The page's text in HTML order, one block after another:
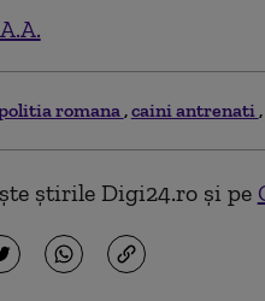
A.A.
romana caini antrenati
știrile Digi24.ro și pe